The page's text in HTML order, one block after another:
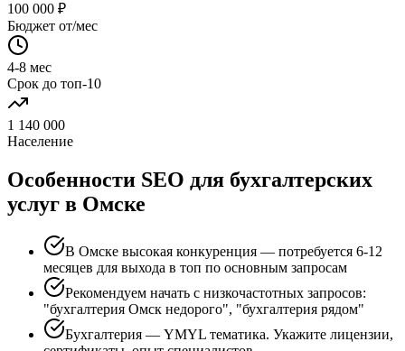
100 000 ₽
Бюджет от/мес
4-8 мес
Срок до топ-10
1 140 000
Население
Особенности SEO для бухгалтерских
услуг в Омске
В Омске высокая конкуренция — потребуется 6-12
месяцев для выхода в топ по основным запросам
Рекомендуем начать с низкочастотных запросов:
"бухгалтерия Омск недорого", "бухгалтерия рядом"
Бухгалтерия — YMYL тематика. Укажите лицензии,